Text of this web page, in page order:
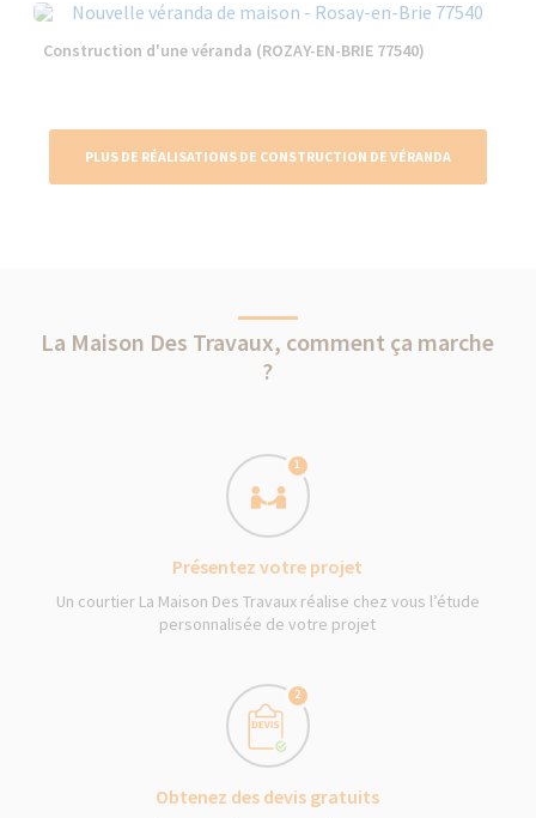
Construction d'une véranda (ROZAY-EN-BRIE 77540)
PLUS DE RÉALISATIONS DE CONSTRUCTION DE VÉRANDA
La Maison Des Travaux, comment ça marche
?
1
Présentez votre projet
Un courtier La Maison Des Travaux réalise chez vous l’étude
personnalisée de votre projet
2
Obtenez des devis gratuits